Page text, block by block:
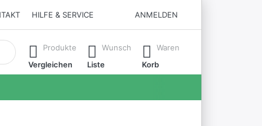
HILFE & SERVICE ANMELDEN
erste Ergebnisse. Drücken Sie die Eingabetaste, um
Produkte
Vergleichen
Wunsch
Liste
Waren
Korb